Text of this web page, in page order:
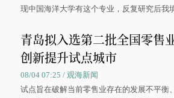
现中国海洋大学有这个专业，反复研究后我
大学材料科学与工程学院材料类专业的录取
青岛拟入选第二批全国零售
创新提升试点城市
08/04 07:25 / 观海新闻
试点旨在破解当前零售业存在的发展不平衡